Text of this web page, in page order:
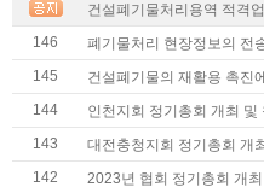
건설폐기물처리용역 적격
146
폐기물처리 현장정보의 전
145
건설폐기물의 재활용 촉진
144
인천지회 정기총회 개최 및
143
대전충청지회 정기총회 개
142
2023년 협회 정기총회 개최